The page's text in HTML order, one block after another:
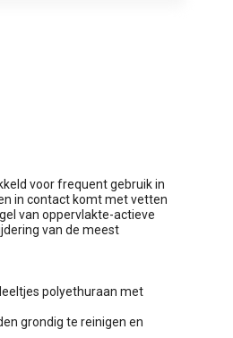
voor frequent gebruik in
in contact komt met vetten
van oppervlakte-actieve
van de meest
polyethuraan met
grondig te reinigen en